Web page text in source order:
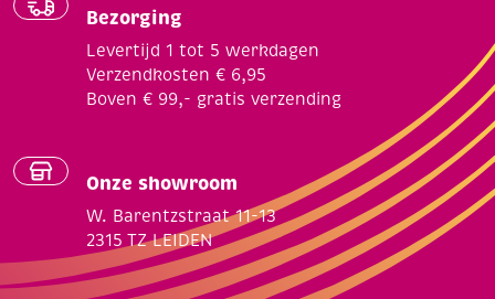
Bezorging
Levertijd 1 tot 5 werkdagen
Verzendkosten € 6,95
Boven € 99,- gratis verzending
Onze showroom
W. Barentzstraat 11-13
2315 TZ LEIDEN